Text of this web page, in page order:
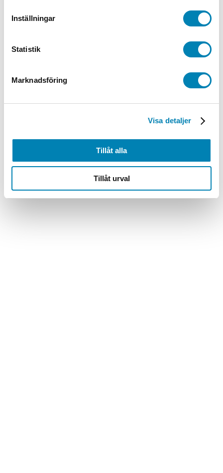
Inställningar
Statistik
Marknadsföring
Visa detaljer
Tillåt alla
Tillåt urval